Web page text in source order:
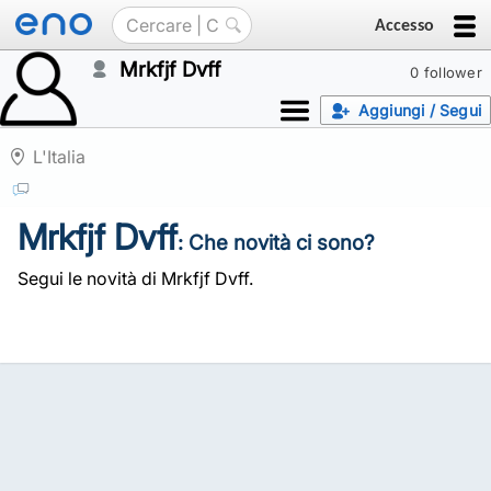
Accesso
0 follower
Mrkfjf Dvff
Aggiungi / Segui
L'Italia
Mrkfjf Dvff: Che novità ci sono?
Segui le novità di Mrkfjf Dvff.